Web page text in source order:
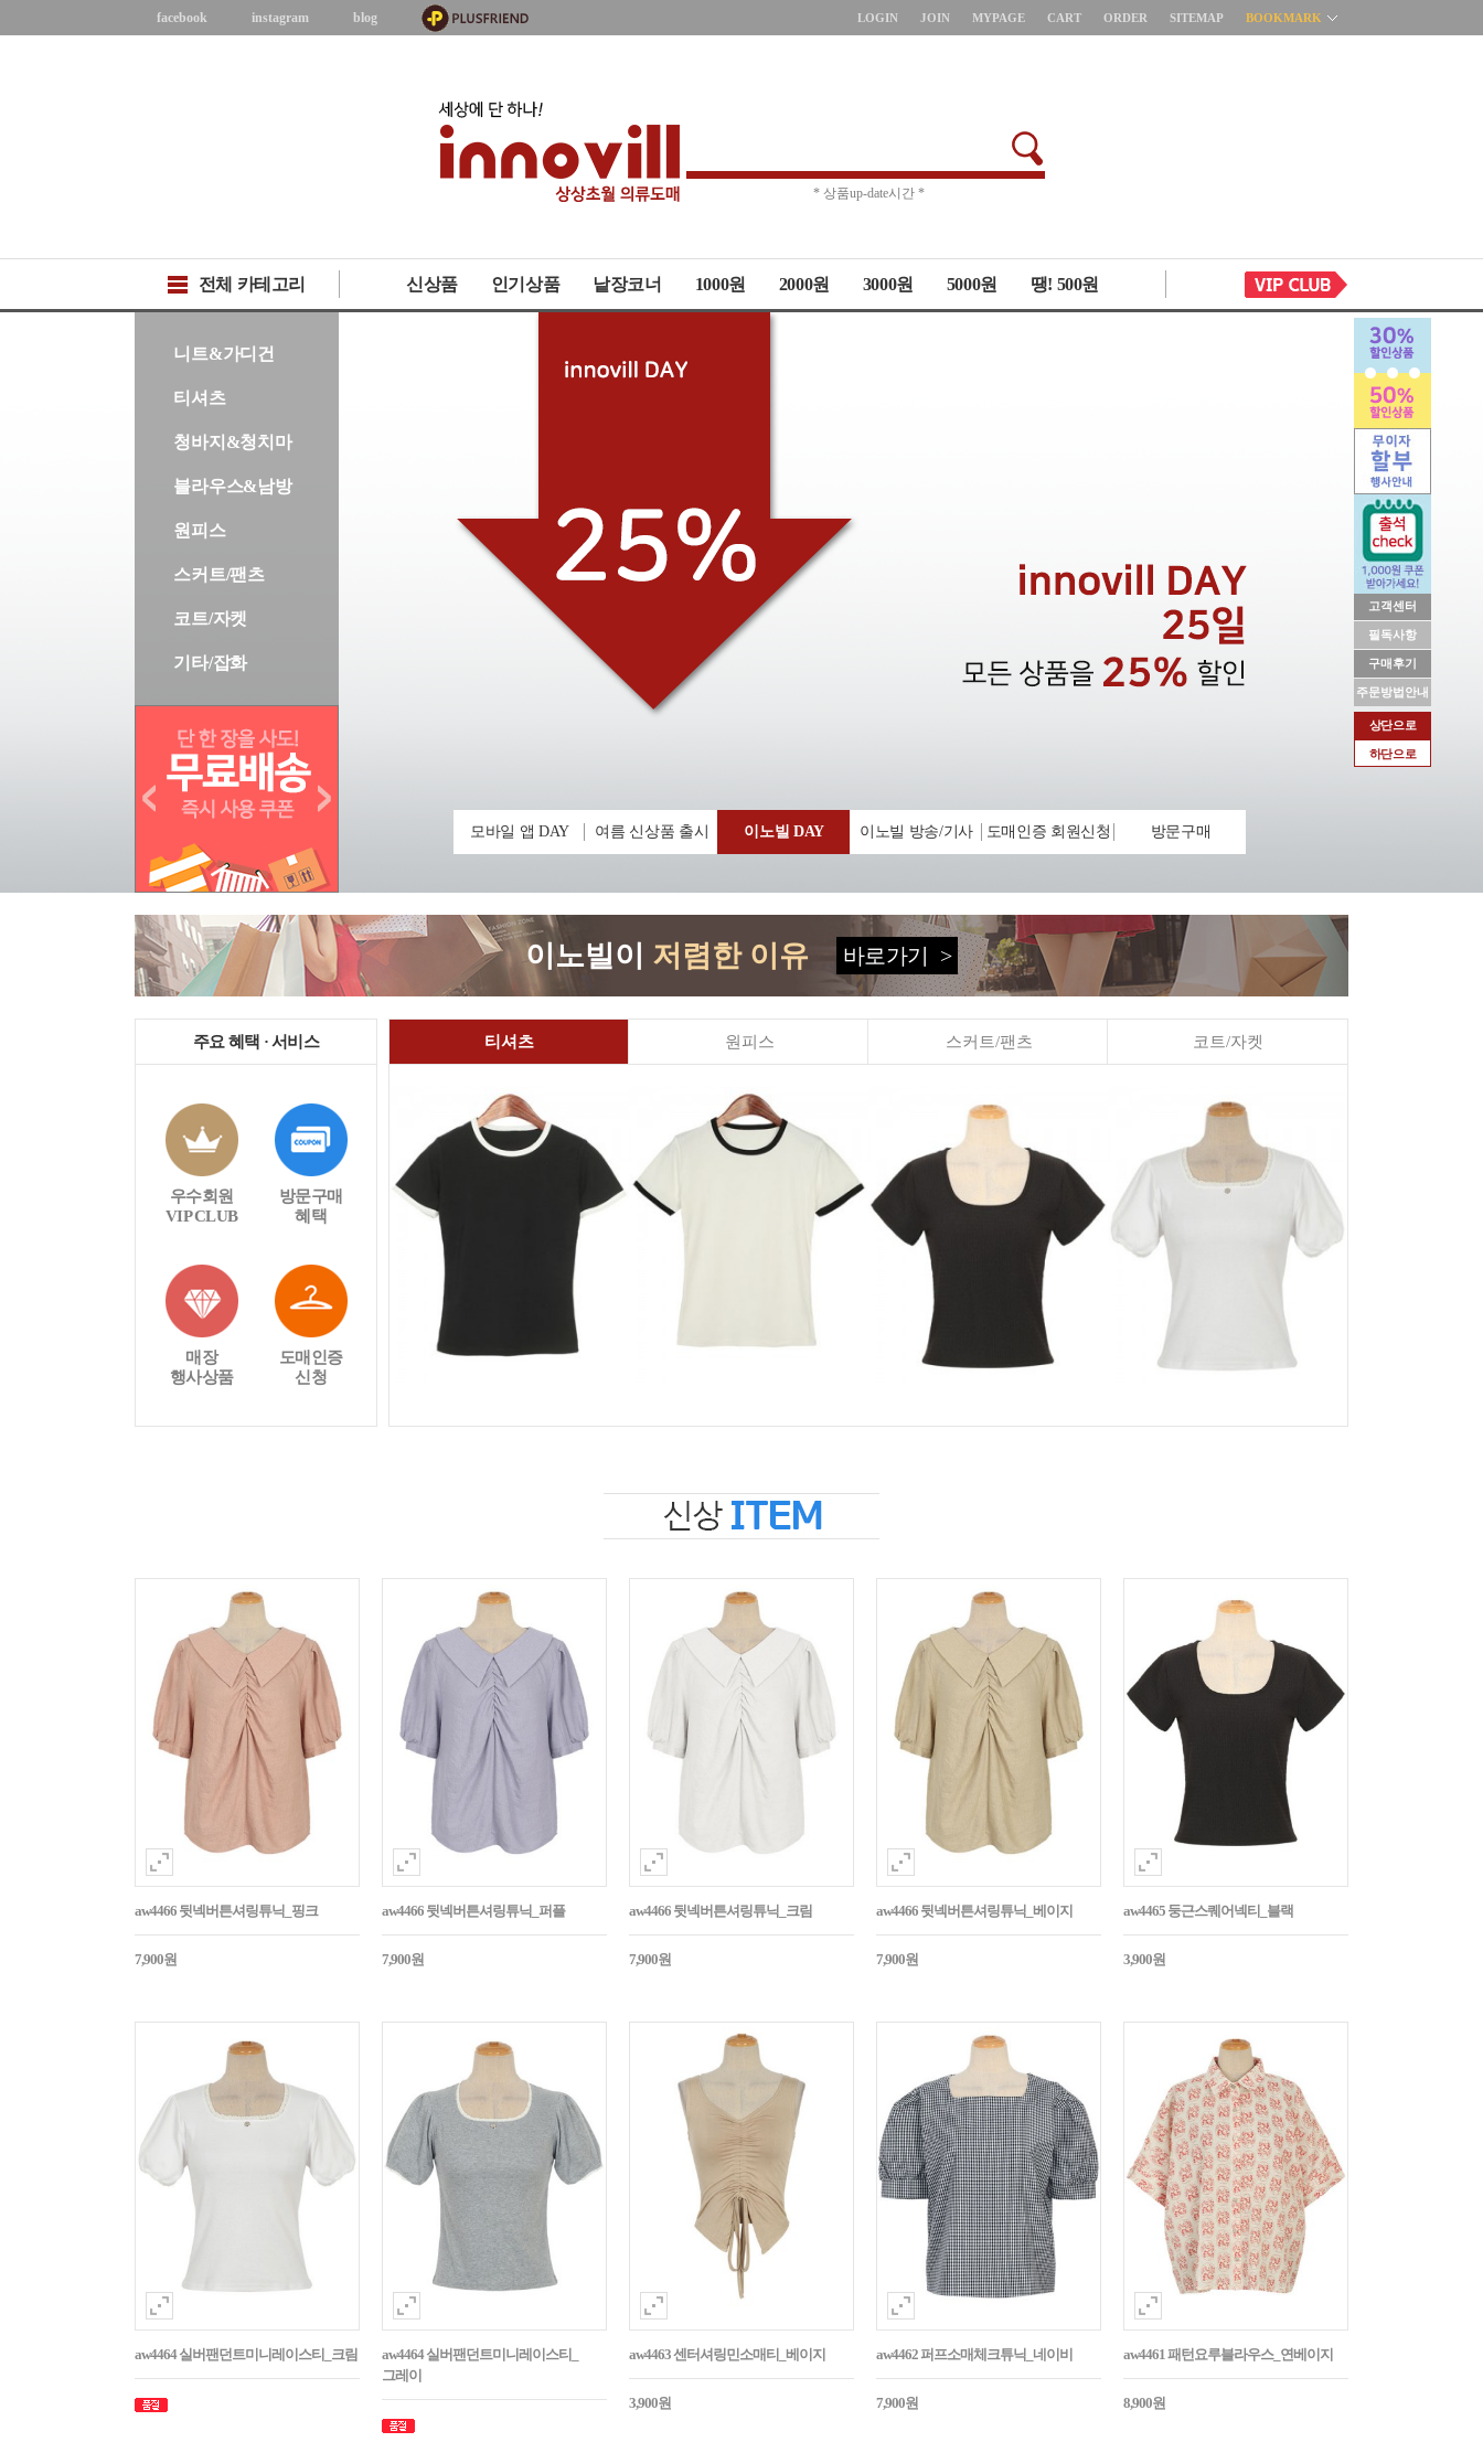
고객센터
필독사항
구매후기
주문방법안내
상단으로
하단으로
facebook instagram blog LOGIN JOIN MYPAGE CART ORDER SITEMAP BOOKMARK
* 주문취소 제한 *
전체 카테고리 신상품 인기상품 낱장코너 1000원 2000원 3000원 5000원 땡! 500원
니트&가디건
티셔츠
청바지&청치마
블라우스&남방
원피스
스커트/팬츠
코트/자켓
기타/잡화
모바일 앱 DAY 여름 신상품 출시 이노빌 DAY 이노빌 방송/기사 도매인증 회원신청 방문구매
이노빌이 저렴한 이유 바로가기 >
주요 혜택 · 서비스
우수회원
VIP CLUB
방문구매
혜택
매장
행사상품
도매인증
신청
티셔츠 원피스 스커트/팬츠 코트/자켓
aw4466 뒷넥버튼셔링튜닉_핑크
7,900원
aw4466 뒷넥버튼셔링튜닉_퍼플
7,900원
aw4466 뒷넥버튼셔링튜닉_크림
7,900원
aw4466 뒷넥버튼셔링튜닉_베이지
7,900원
aw4465 둥근스퀘어넥티_블랙
3,900원
aw4464 실버팬던트미니레이스티_크림
aw4464 실버팬던트미니레이스티_
그레이
aw4463 센터셔링민소매티_베이지
3,900원
aw4462 퍼프소매체크튜닉_네이비
7,900원
aw4461 패턴요루블라우스_연베이지
8,900원